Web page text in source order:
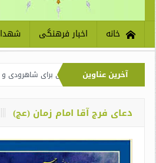
خانه اخبار فرهنگی شهدا
آخرین عناوین
آیت‌الله خامنه‌ای برای شاهرودی و رفسنجانی
دعای فرج آقا امام زمان (عج)